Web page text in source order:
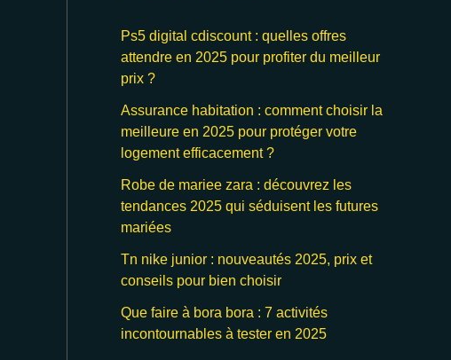
Ps5 digital cdiscount : quelles offres
attendre en 2025 pour profiter du meilleur
prix ?
Assurance habitation : comment choisir la
meilleure en 2025 pour protéger votre
logement efficacement ?
Robe de mariee zara : découvrez les
tendances 2025 qui séduisent les futures
mariées
Tn nike junior : nouveautés 2025, prix et
conseils pour bien choisir
Que faire à bora bora : 7 activités
incontournables à tester en 2025